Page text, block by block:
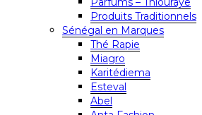
Produits Traditionnels
Sénégal en Marques
Thé Rapie
Miagro
Karitédiema
Esteval
Abel